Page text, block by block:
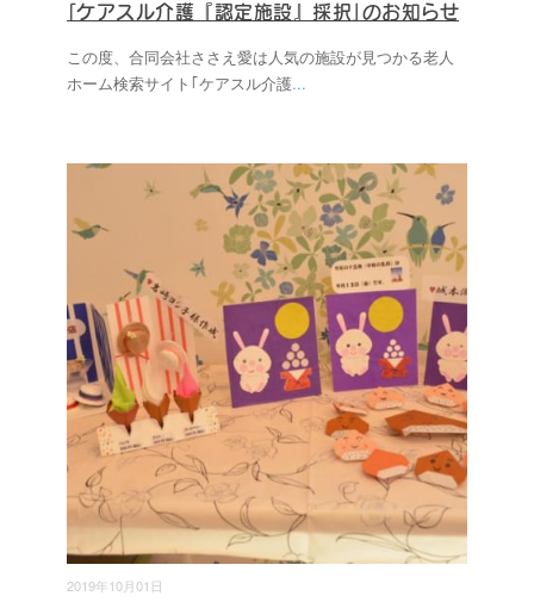
｢ケアスル介護『認定施設』採択｣のお知らせ
この度、合同会社ささえ愛は人気の施設が見つかる老人
ホーム検索サイト｢ケアスル介護...
2019年10月01日